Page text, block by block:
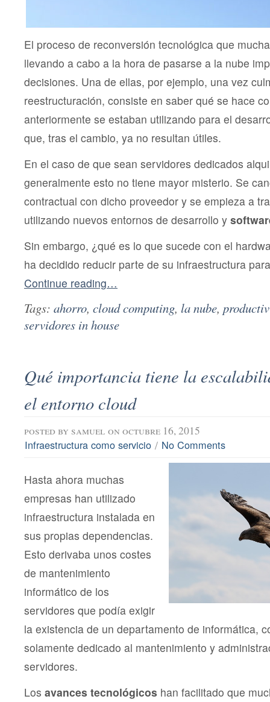
El proceso de reconversión tecnológica que
llevando a cabo a la hora de pasarse a la nube
decisiones. Una de ellas, por ejemplo, una vez
reestructuración, consiste en saber qué se hace
anteriormente se estaban utilizando para el
que, tras el cambio, ya no resultan útiles.
En el caso de que sean servidores dedicados
generalmente esto no tiene mayor misterio. Se
contractual con dicho proveedor y se empieza a
utilizando nuevos entornos de desarrollo y
Sin embargo, ¿qué es lo que sucede con el
ha decidido reducir parte de su infraestructura
Continue reading…
Tags: ahorro, cloud computing, la nube,
servidores in house
Qué importancia tiene la
el entorno cloud
posted by samuel on octubre 16, 2015
Infraestructura como servicio / No Comments
Hasta ahora muchas
empresas han utilizado
infraestructura instalada en
sus propias dependencias.
Esto derivaba unos costes
de mantenimiento
informático de los
servidores que podía exigir
la existencia de un departamento de informática,
solamente dedicado al mantenimiento y
servidores.
Los avances tecnológicos han facilitado que